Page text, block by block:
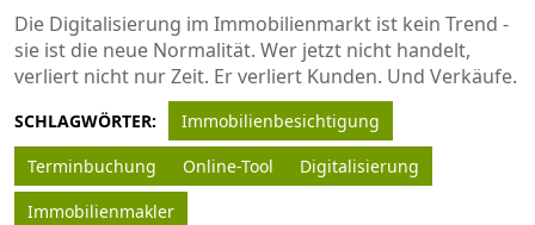
Die Digitalisierung im Immobilienmarkt ist kein Trend -
sie ist die neue Normalität. Wer jetzt nicht handelt,
verliert nicht nur Zeit. Er verliert Kunden. Und Verkäufe.
SCHLAGWÖRTER:
Immobilienbesichtigung
Terminbuchung
Online-Tool
Digitalisierung
Immobilienmakler